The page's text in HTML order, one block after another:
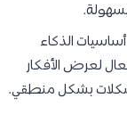
الذكاء
لعرض الأفكار
بشكل منطقي.